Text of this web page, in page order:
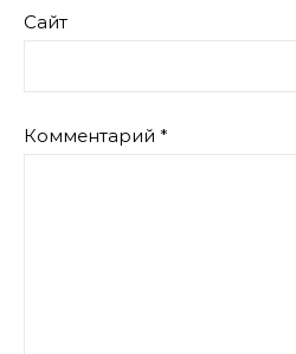
Сайт
Комментарий *